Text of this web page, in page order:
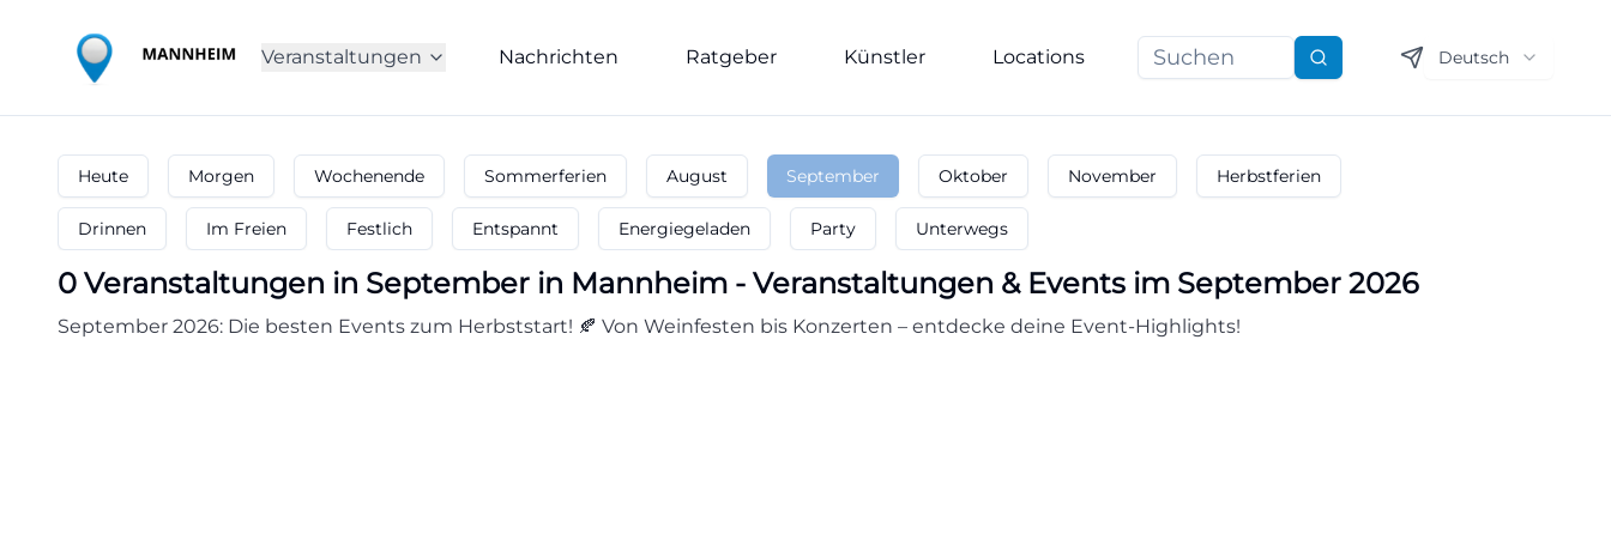
Veranstaltungen Nachrichten Ratgeber Künstler Locations Suchen Deutsch
Heute Morgen Wochenende Sommerferien August September Oktober November Herbstferien
Drinnen Im Freien Festlich Entspannt Energiegeladen Party Unterwegs
0 Veranstaltungen in September in Mannheim - Veranstaltungen & Events im September 2026
September 2026: Die besten Events zum Herbststart! 🍂 Von Weinfesten bis Konzerten – entdecke deine Event-Highlights!